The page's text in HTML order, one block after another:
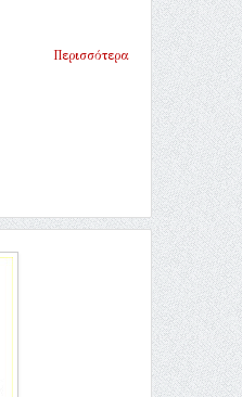
Περισσότερα